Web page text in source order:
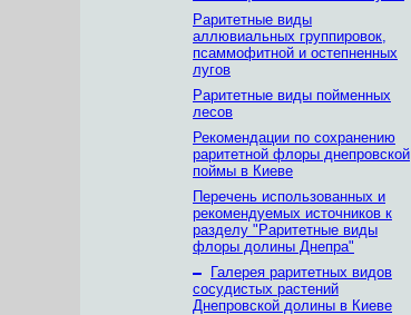
Раритетные виды
аллювиальных группировок,
псаммофитной и остепненных
лугов
Раритетные виды пойменных
лесов
Рекомендации по сохранению
раритетной флоры днепровской
поймы в Киеве
Перечень использованных и
рекомендуемых источников к
разделу "Раритетные виды
флоры долины Днепра"
–
Галерея раритетных видов
сосудистых растений
Днепровской долины в Киеве